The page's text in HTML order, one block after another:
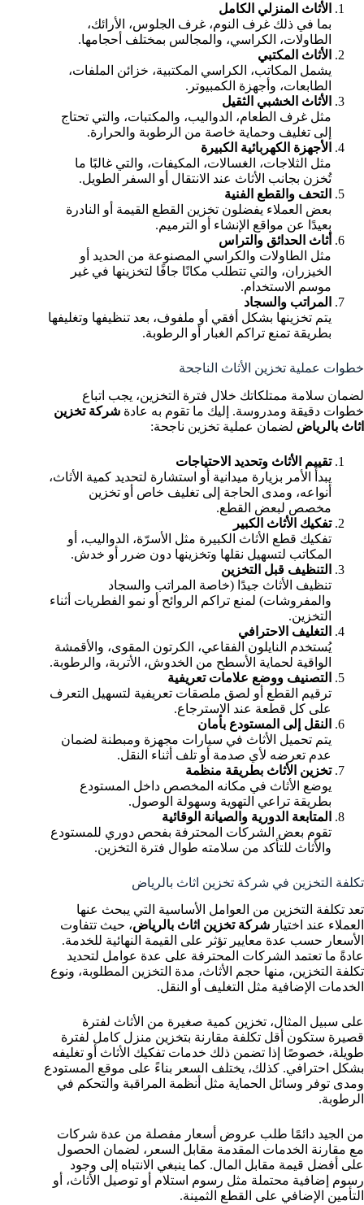
الأثاث المنزلي الكامل
بما في ذلك غرف النوم، غرف الجلوس، الأرائك،
الطاولات، الكراسي، والمجالس بمختلف أحجامها.
الأثاث المكتبي
يشمل المكاتب، الكراسي المكتبية، خزائن الملفات،
الطابعات، وأجهزة الكمبيوتر.
الأثاث الخشبي الثقيل
مثل غرف الطعام، الدواليب، والمكتبات، والتي تحتاج
إلى تغليف وحماية خاصة من الرطوبة والحرارة.
الأجهزة الكهربائية الكبيرة
مثل الثلاجات، الغسالات، المكيفات، والتي غالبًا ما
تُخزن بجانب الأثاث عند الانتقال أو السفر الطويل.
التحف والقطع الفنية
بعض العملاء يفضلون تخزين القطع القيمة أو النادرة
بعيدًا عن مواقع الإنشاء أو الترميم.
أثاث الحدائق والتراس
مثل الطاولات والكراسي المصنوعة من الحديد أو
الخيزران، والتي تتطلب مكانًا جافًا لتخزينها في غير
موسم الاستخدام.
المراتب والسجاد
يتم تخزينها بشكل أفقي أو ملفوف، بعد تنظيفها وتغليفها
بطريقة تمنع تراكم الغبار أو الرطوبة.
خطوات عملية تخزين الأثاث الناجحة
لضمان سلامة ممتلكاتك خلال فترة التخزين، يجب اتباع
خطوات دقيقة ومدروسة. إليك ما تقوم به عادة شركة تخزين
اثاث بالرياض لضمان عملية تخزين ناجحة:
تقييم الأثاث وتحديد الاحتياجات
يبدأ الأمر بزيارة ميدانية أو استشارة لتحديد كمية الأثاث،
أنواعه، ومدى الحاجة إلى تغليف خاص أو تخزين
مخصص لبعض القطع.
تفكيك الأثاث الكبير
تفكيك قطع الأثاث الكبيرة مثل الأسرّة، الدواليب، أو
المكاتب لتسهيل نقلها وتخزينها دون ضرر أو خدش.
التنظيف قبل التخزين
تنظيف الأثاث جيدًا (خاصة المراتب والسجاد
والمفروشات) لمنع تراكم الروائح أو نمو الفطريات أثناء
التخزين.
التغليف الاحترافي
يُستخدم النايلون الفقاعي، الكرتون المقوى، والأقمشة
الواقية لحماية الأسطح من الخدوش، الأتربة، والرطوبة.
التصنيف ووضع علامات تعريفية
ترقيم القطع أو لصق ملصقات تعريفية لتسهيل التعرف
على كل قطعة عند الاسترجاع.
النقل إلى المستودع بأمان
يتم تحميل الأثاث في سيارات مجهزة ومبطنة لضمان
عدم تعرضه لأي صدمة أو تلف أثناء النقل.
تخزين الأثاث بطريقة منظمة
يوضع الأثاث في مكانه المخصص داخل المستودع
بطريقة تراعي التهوية وسهولة الوصول.
المتابعة الدورية والصيانة الوقائية
تقوم بعض الشركات المحترفة بفحص دوري للمستودع
والأثاث للتأكد من سلامته طوال فترة التخزين.
تكلفة التخزين في شركة تخزين اثاث بالرياض
تعد تكلفة التخزين من العوامل الأساسية التي يبحث عنها
العملاء عند اختيار شركة تخزين اثاث بالرياض، حيث تتفاوت
الأسعار حسب عدة معايير تؤثر على القيمة النهائية للخدمة.
عادةً ما تعتمد الشركات المحترفة على عدة عوامل لتحديد
تكلفة التخزين، منها حجم الأثاث، مدة التخزين المطلوبة، ونوع
الخدمات الإضافية مثل التغليف أو النقل.
على سبيل المثال، تخزين كمية صغيرة من الأثاث لفترة
قصيرة ستكون أقل تكلفة مقارنة بتخزين منزل كامل لفترة
طويلة، خصوصًا إذا تضمن ذلك خدمات تفكيك الأثاث أو تغليفه
بشكل احترافي. كذلك، يختلف السعر بناءً على موقع المستودع
ومدى توفر وسائل الحماية مثل أنظمة المراقبة والتحكم في
الرطوبة.
من الجيد دائمًا طلب عروض أسعار مفصلة من عدة شركات
مع مقارنة الخدمات المقدمة مقابل السعر، لضمان الحصول
على أفضل قيمة مقابل المال. كما ينبغي الانتباه إلى وجود
رسوم إضافية محتملة مثل رسوم استلام أو توصيل الأثاث، أو
التأمين الإضافي على القطع الثمينة.